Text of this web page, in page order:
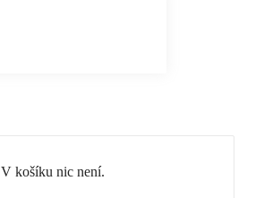
V košíku nic není.